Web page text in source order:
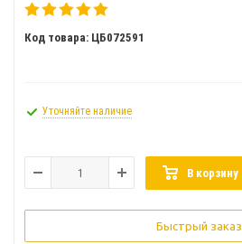
Код товара: ЦБ072591
Уточняйте наличие
В корзину
Быстрый заказ